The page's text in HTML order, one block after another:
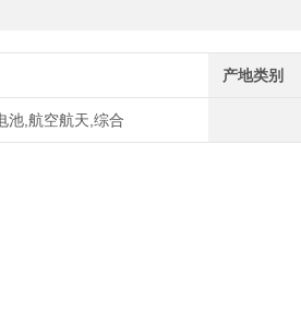
产地类别
池,航空航天,综合